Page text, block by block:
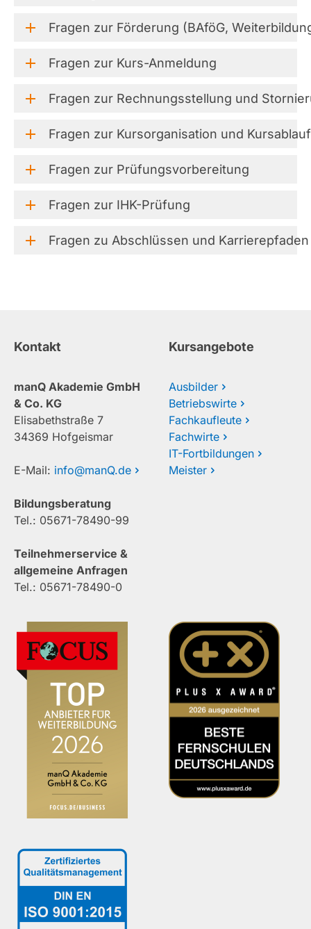
Fragen zur Förderung (BAföG,
Fragen zur Kurs-Anmeldung
Fragen zur Rechnungsstellung und
Fragen zur Kursorganisation und Kursablauf
Fragen zur Prüfungsvorbereitung
Fragen zur IHK-Prüfung
Fragen zu Abschlüssen und Karrierepfaden
Kontakt
manQ Akademie GmbH
& Co. KG
Elisabethstraße 7
34369 Hofgeismar
E-Mail: info@manQ.de
Bildungsberatung
Tel.: 05671-78490-99
Teilnehmerservice &
allgemeine Anfragen
Tel.: 05671-78490-0
Kursangebote
Ausbilder
Betriebswirte
Fachkaufleute
Fachwirte
IT-Fortbildungen
Meister